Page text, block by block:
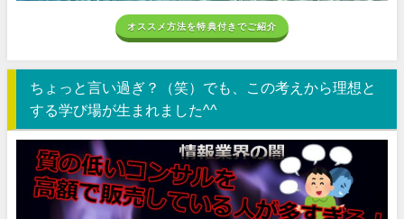
オススメ方法を特典付きでご紹介
ちょっと言い過ぎ？（笑）でも、この考えから理想と
する学び場が生まれました^^